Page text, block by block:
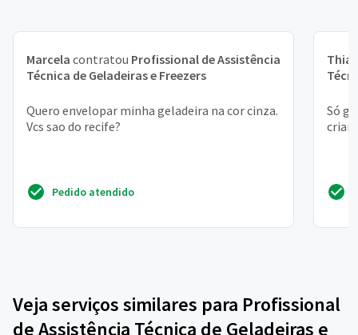
Marcela contratou Profissional de Assistência
Técnica de Geladeiras e Freezers
Quero envelopar minha geladeira na cor cinza.
Vcs sao do recife?
Pedido atendido
Só
Veja serviços similares para Profissional
de Assistência Técnica de Geladeiras e